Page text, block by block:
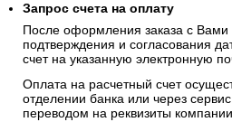
Запрос счета на оплату
После оформления заказа с
подтверждения и согласования
счет на указанную электронную
Оплата на расчетный счет
отделении банка или через
переводом на реквизиты